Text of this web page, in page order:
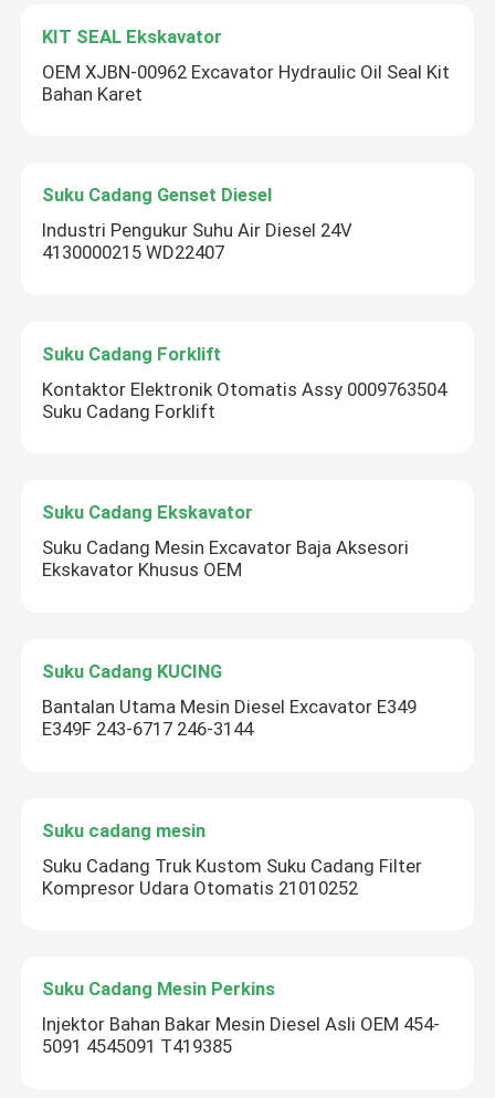
KIT SEAL Ekskavator
OEM XJBN-00962 Excavator Hydraulic Oil Seal Kit
Bahan Karet
Suku Cadang Genset Diesel
Industri Pengukur Suhu Air Diesel 24V
4130000215 WD22407
Suku Cadang Forklift
Kontaktor Elektronik Otomatis Assy 0009763504
Suku Cadang Forklift
Suku Cadang Ekskavator
Suku Cadang Mesin Excavator Baja Aksesori
Ekskavator Khusus OEM
Suku Cadang KUCING
Bantalan Utama Mesin Diesel Excavator E349
E349F 243-6717 246-3144
Suku cadang mesin
Suku Cadang Truk Kustom Suku Cadang Filter
Kompresor Udara Otomatis 21010252
Suku Cadang Mesin Perkins
Injektor Bahan Bakar Mesin Diesel Asli OEM 454-
5091 4545091 T419385